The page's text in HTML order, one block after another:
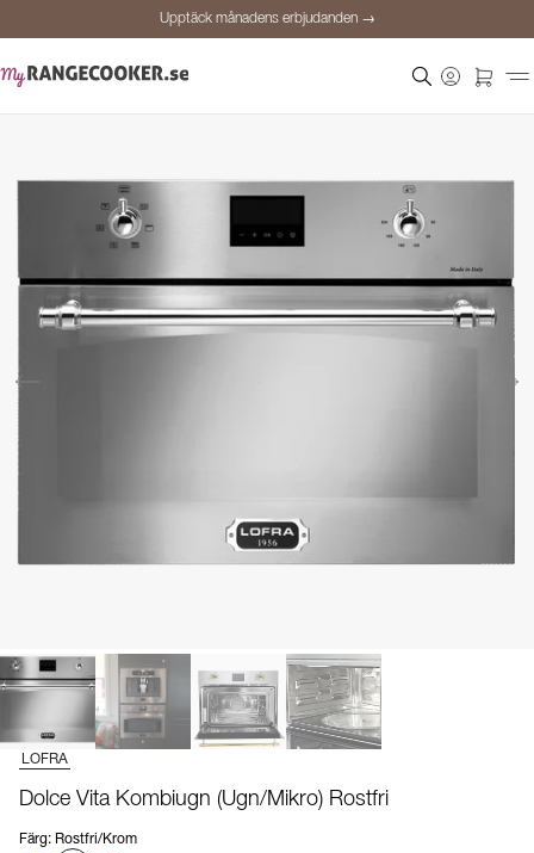
Upptäck månadens erbjudanden →
LOFRA
Dolce Vita Kombiugn (Ugn/Mikro) Rostfri
Färg: Rostfri/Krom